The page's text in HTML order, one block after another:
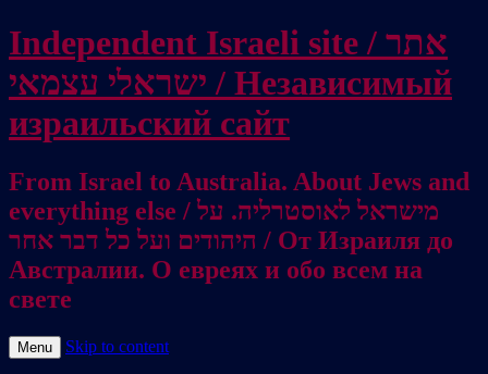
Independent Israeli site / אתר
ישראלי עצמאי / Независимый
израильский сайт
From Israel to Australia. About Jews and
everything else / מישראל לאוסטרליה. על
היהודים ועל כל דבר אחר / От Израиля до
Австралии. О евреях и обо всем на
свете
Menu Skip to content